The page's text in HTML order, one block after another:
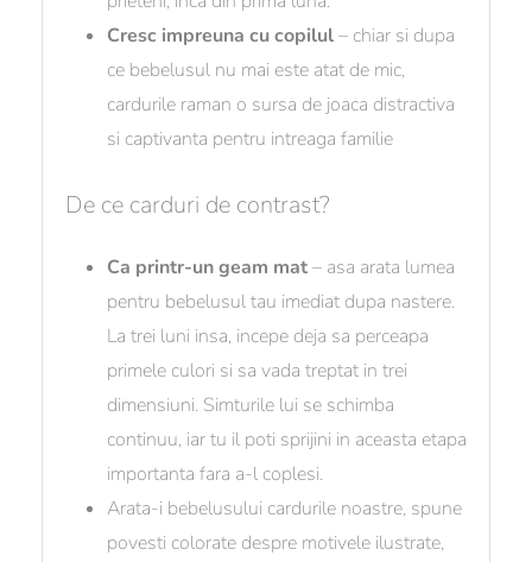
Cresc impreuna cu copilul– chiar si dupa
ce bebelusul nu mai este atat de mic,
cardurile raman o sursa de joaca distractiva
si captivanta pentru intreaga familie
De ce carduri de contrast?
Ca printr-un geam mat– asa arata lumea
pentru bebelusul tau imediat dupa nastere.
La trei luni insa, incepe deja sa perceapa
primele culori si sa vada treptat in trei
dimensiuni. Simturile lui se schimba
continuu, iar tu il poti sprijini in aceasta etapa
importanta fara a-l coplesi.
Arata-i bebelusului cardurile noastre, spune
povesti colorate despre motivele ilustrate,